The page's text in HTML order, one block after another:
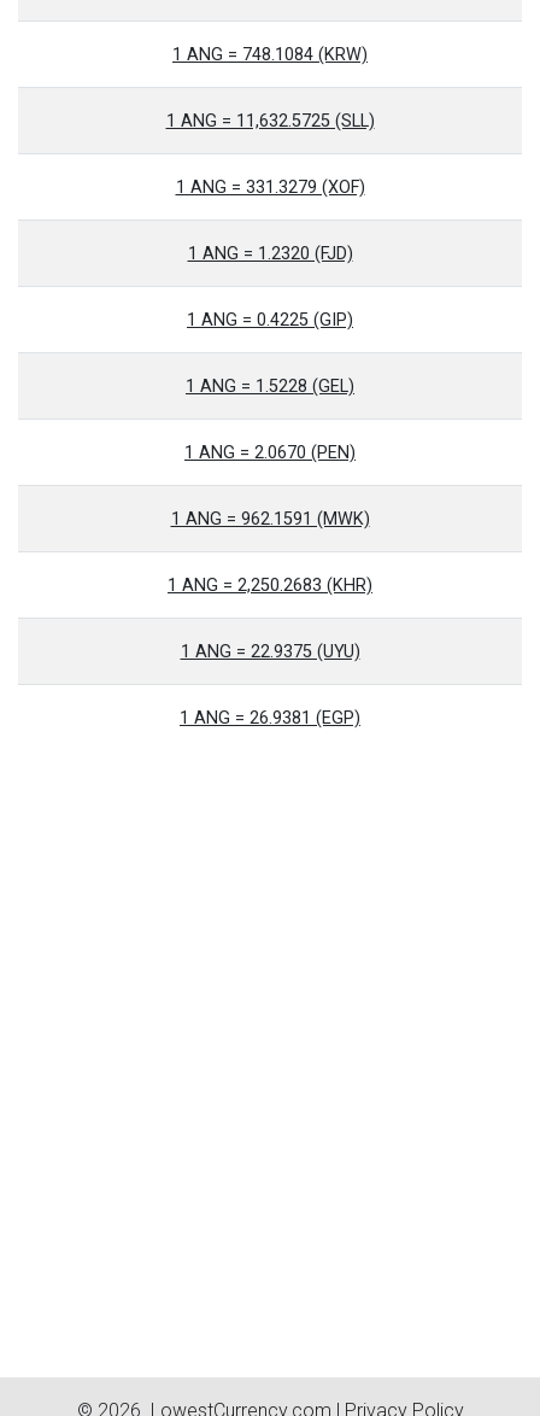
1 ANG = 748.1084 (KRW)
1 ANG = 11,632.5725 (SLL)
1 ANG = 331.3279 (XOF)
1 ANG = 1.2320 (FJD)
1 ANG = 0.4225 (GIP)
1 ANG = 1.5228 (GEL)
1 ANG = 2.0670 (PEN)
1 ANG = 962.1591 (MWK)
1 ANG = 2,250.2683 (KHR)
1 ANG = 22.9375 (UYU)
1 ANG = 26.9381 (EGP)
© 2026. LowestCurrency.com | Privacy Policy